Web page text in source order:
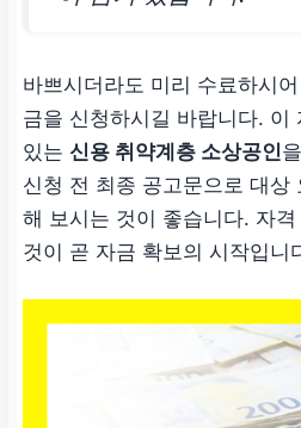
바쁘시더라도 미리 수료하시
금을 신청하시길 바랍니다. 이
있는 신용 취약계층 소상공인
신청 전 최종 공고문으로 대상
해 보시는 것이 좋습니다. 자
것이 곧 자금 확보의 시작입니